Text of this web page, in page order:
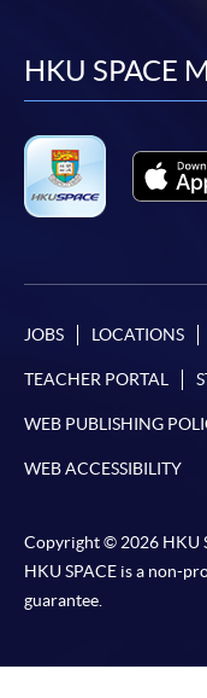
HKU SPACE
JOBS LOCATIONS
TEACHER PORTAL
WEB PUBLISHING
WEB ACCESSIBILITY
Copyright © 2026 HKU
HKU SPACE is a non-
guarantee.